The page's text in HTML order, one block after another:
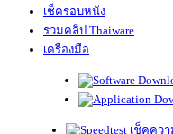
เช็ครอบหนัง
รวมคลิป Thaiware
เครื่องมือ
เช็คควา